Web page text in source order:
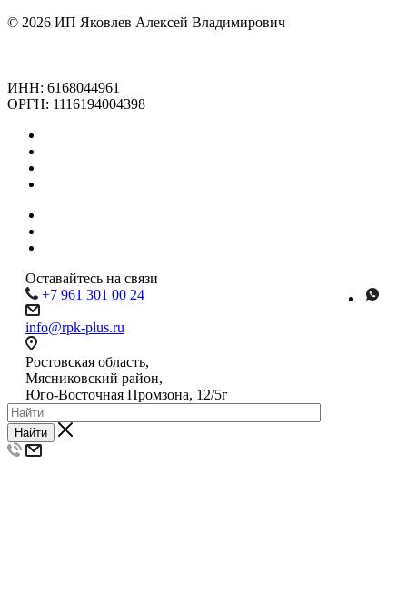
© 2026 ИП Яковлев Алексей Владимирович
ИНН: 6168044961
ОРГН: 1116194004398
Оставайтесь на связи
+7 961 301 00 24
info@rpk-plus.ru
Ростовская область,
Мясниковский район,
Юго-Восточная Промзона, 12/5г
Найти